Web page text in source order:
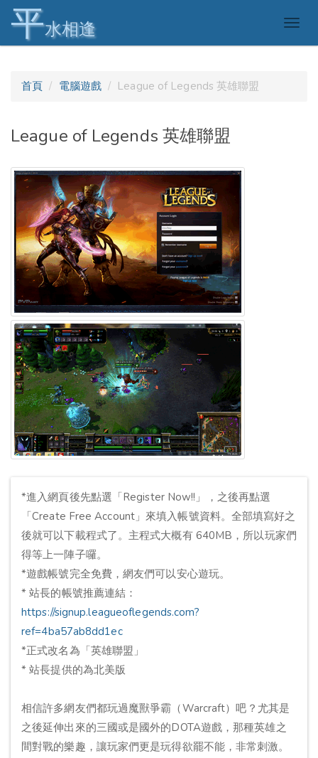
平水相逢
首頁 電腦遊戲 League of Legends 英雄聯盟
League of Legends 英雄聯盟
*進入網頁後先點選「Register Now!!」，之後再點選
「Create Free Account」來填入帳號資料。全部填寫好之
後就可以下載程式了。主程式大概有 640MB，所以玩家們
得等上一陣子囉。
*遊戲帳號完全免費，網友們可以安心遊玩。
* 站長的帳號推薦連結：
https://signup.leagueoflegends.com?
ref=4ba57ab8dd1ec
*正式改名為「英雄聯盟」
* 站長提供的為北美版
相信許多網友們都玩過魔獸爭霸（Warcraft）吧？尤其是
之後延伸出來的三國或是國外的DOTA遊戲，那種英雄之
間對戰的樂趣，讓玩家們更是玩得欲罷不能，非常刺激。